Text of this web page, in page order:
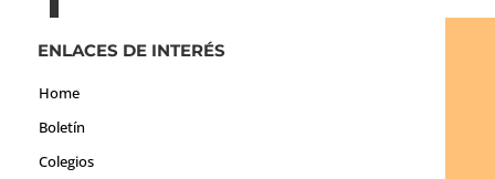
ENLACES DE INTERÉS
Home
Boletín
Colegios